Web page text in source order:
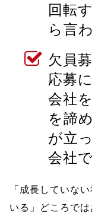
回転
ら言
欠員
応募
会社
を諦
が立
会社
「成長していな
いる」どころで